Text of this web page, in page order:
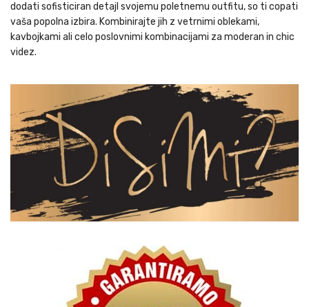
dodati sofisticiran detajl svojemu poletnemu outfitu, so ti copati
vaša popolna izbira. Kombinirajte jih z vetrnimi oblekami,
kavbojkami ali celo poslovnimi kombinacijami za moderan in chic
videz.